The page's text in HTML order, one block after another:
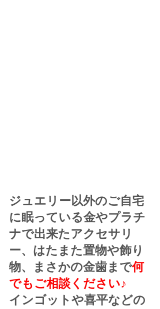
ジュエリー以外のご自宅
に眠っている金やプラチ
ナで出来たアクセサリ
ー、はたまた置物や飾り
物、まさかの金歯まで何
でもご相談ください♪
インゴットや喜平などの